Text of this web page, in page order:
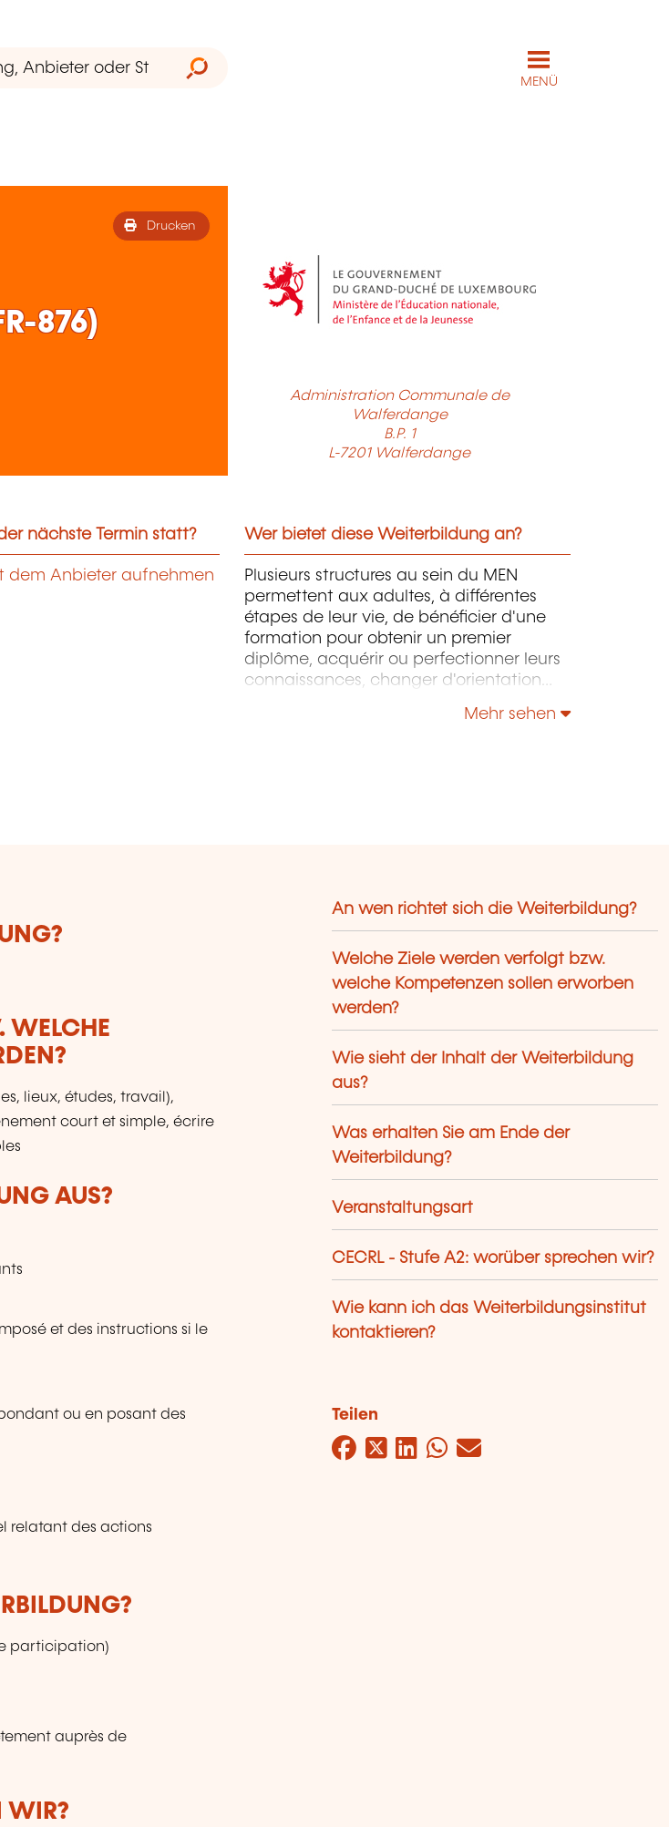
MENÜ
Drucken
876)
Administration Communale de
Walferdange
B.P. 1
L-7201 Walferdange
nächste Termin statt?
dem Anbieter aufnehmen
Wer bietet diese Weiterbildung an?
Plusieurs structures au sein du MEN
permettent aux adultes, à différentes
étapes de leur vie, de bénéficier d'une
formation pour obtenir un premier
diplôme, acquérir ou perfectionner leurs
connaissances, changer d'orientation
technologies, enrichir leur culture
Mehr sehen
WELCHE
lieux, études, travail),
court et simple, écrire
AUS?
et des instructions si le
ou en posant des
relatant des actions
participation)
auprès de
WIR?
An wen richtet sich die Weiterbildung?
Welche Ziele werden verfolgt bzw.
welche Kompetenzen sollen erworben
werden?
Wie sieht der Inhalt der Weiterbildung
aus?
Was erhalten Sie am Ende der
Weiterbildung?
Veranstaltungsart
CECRL - Stufe A2: worüber sprechen wir?
Wie kann ich das Weiterbildungsinstitut
kontaktieren?
Teilen
Facebook
Twitter
LinkedIn
WhatsApp
Mail